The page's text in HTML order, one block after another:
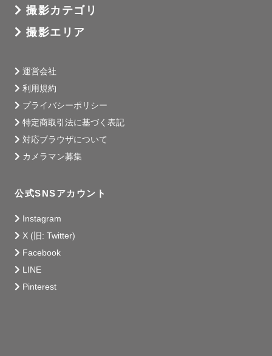
撮影カテゴリ
撮影エリア
運営会社
利用規約
プライバシーポリシー
特定商取引法に基づく表記
対応ブラウザについて
カメラマン募集
公式SNSアカウント
Instagram
X (旧: Twitter)
Facebook
LINE
Pinterest